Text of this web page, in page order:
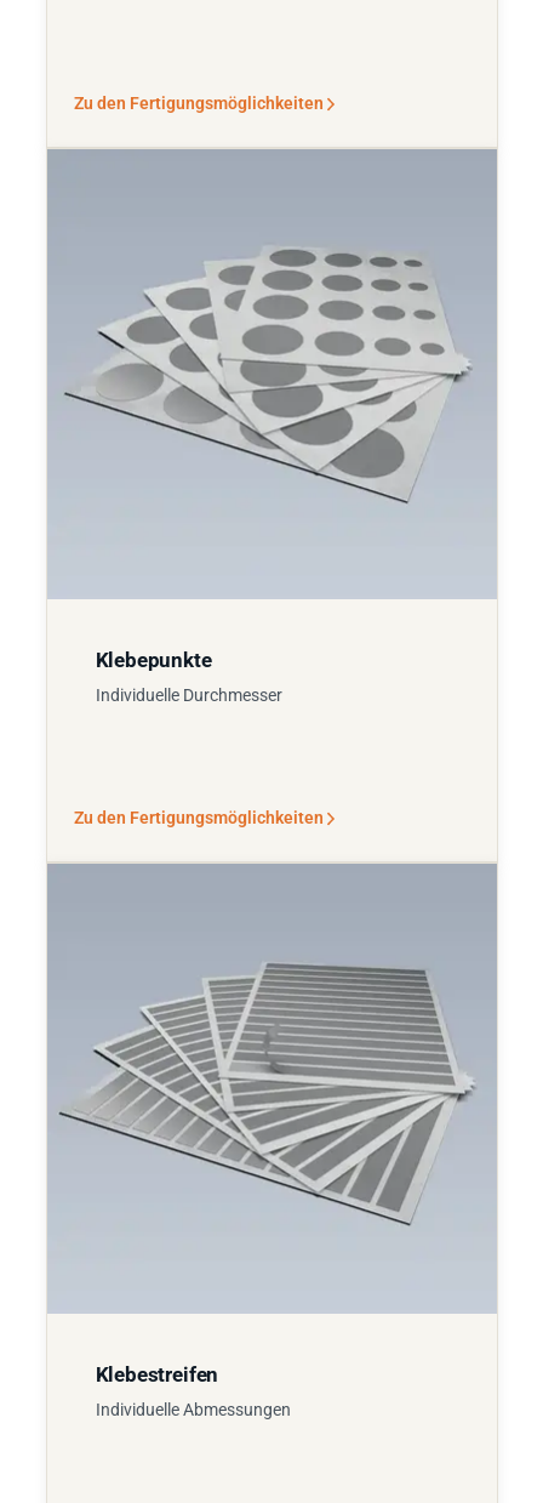
Zu den Fertigungsmöglichkeiten
Klebepunkte
Individuelle Durchmesser
Zu den Fertigungsmöglichkeiten
Klebestreifen
Individuelle Abmessungen